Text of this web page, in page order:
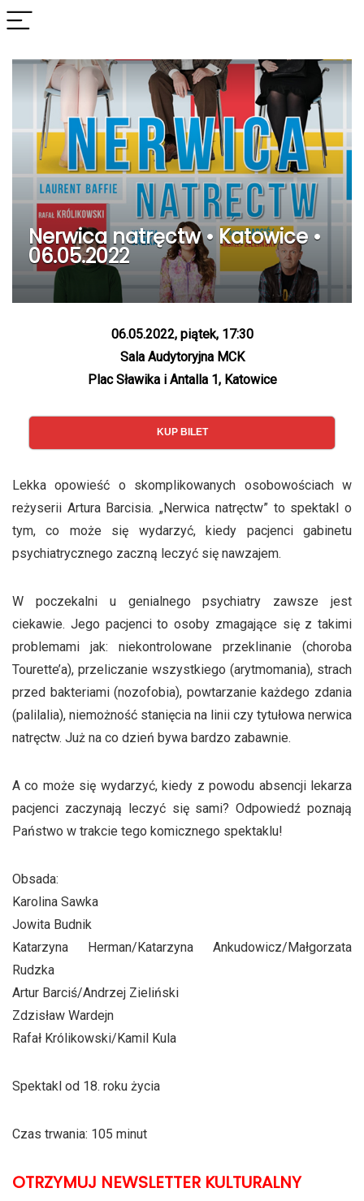
Nerwica natręctw • Katowice •
06.05.2022
06.05.2022, piątek, 17:30
Sala Audytoryjna MCK
Plac Sławika i Antalla 1, Katowice
KUP BILET
Lekka opowieść o skomplikowanych osobowościach w
reżyserii Artura Barcisia. „Nerwica natręctw” to spektakl o
tym, co może się wydarzyć, kiedy pacjenci gabinetu
psychiatrycznego zaczną leczyć się nawzajem.
W poczekalni u genialnego psychiatry zawsze jest
ciekawie. Jego pacjenci to osoby zmagające się z takimi
problemami jak: niekontrolowane przeklinanie (choroba
Tourette’a), przeliczanie wszystkiego (arytmomania), strach
przed bakteriami (nozofobia), powtarzanie każdego zdania
(palilalia), niemożność stanięcia na linii czy tytułowa nerwica
natręctw. Już na co dzień bywa bardzo zabawnie.
A co może się wydarzyć, kiedy z powodu absencji lekarza
pacjenci zaczynają leczyć się sami? Odpowiedź poznają
Państwo w trakcie tego komicznego spektaklu!
Obsada:
Karolina Sawka
Jowita Budnik
Katarzyna Herman/Katarzyna Ankudowicz/Małgorzata
Rudzka
Artur Barciś/Andrzej Zieliński
Zdzisław Wardejn
Rafał Królikowski/Kamil Kula
Spektakl od 18. roku życia
Czas trwania: 105 minut
OTRZYMUJ NEWSLETTER KULTURALNY